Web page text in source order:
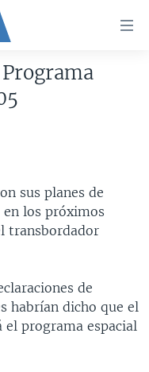
sus planes de
los próximos
transbordador
de
habrían dicho que el
el programa espacial